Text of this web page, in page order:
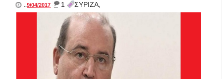
..9/04/2017 _ 1 ΣΥΡΙΖΑ,